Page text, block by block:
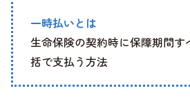
一時払いとは
生命保険の契約時に保障期間す
括で支払う方法